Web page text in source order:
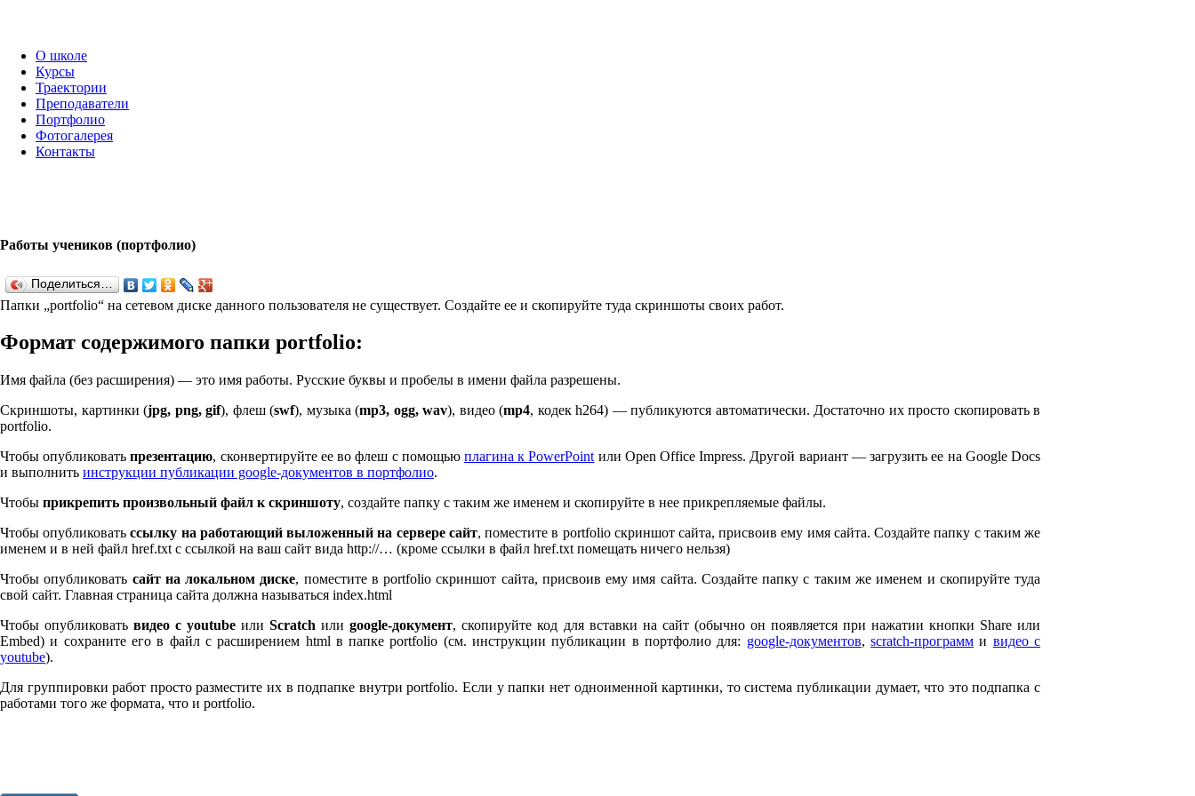
О школе
Курсы
Траектории
Преподаватели
Портфолио
Фотогалерея
Контакты
Работы учеников (портфолио)
Поделиться…
Папки „port­fo­lio“ на сетевом диске данного пользователя не существует. Создайте ее и скопируйте туда скриншоты своих работ.
Формат содержимого папки port­fo­lio:
Имя файла (без расширения) — это имя работы. Русские буквы и пробелы в имени файла разрешены.
Скриншоты, картинки (jpg, png, gif), флеш (swf), музыка (mp3, ogg, wav), видео (mp4, кодек h264) — публикуются автоматически. Достаточно их просто скопировать в
port­fo­lio.
Чтобы опубликоватьпрезентацию, сконвертируйте ее во флеш с помощью плагина к Pow­er­Point или Open Office Impress. Другой вариант — загрузить ее на Google Docs
и выполнить инструкции публикации google-документов в портфолио.
Чтобы прикрепить произвольный файл к скриншоту, создайте папку с таким же именем и скопируйте в нее прикрепляемые файлы.
Чтобы опубликоватьссылку на работающий выложенный на сервере сайт, поместите в port­fo­lio скриншот сайта, присвоив ему имя сайта. Создайте папку с таким же
именем и в ней файл href.txt с ссылкой на ваш сайт вида http://… (кроме ссылки в файл href.txt помещать ничего нельзя)
Чтобы опубликовать сайт на локальном диске, поместите в port­fo­lio скриншот сайта, присвоив ему имя сайта. Создайте папку с таким же именем и скопируйте туда
свой сайт. Главная страница сайта должна называться index.html
Чтобы опубликоватьвидео с youtube илиScratch илиgoogle-документ, скопируйте код для вставки на сайт (обычно он появляется при нажатии кнопки Share или
Embed) и сохраните его в файл с расширением html в папке port­fo­lio (см. инструкции публикации в портфолио для: google-документов,scratch-программ и видео с
youtube).
Для группировки работ просто разместите их в подпапке внутри port­fo­lio. Если у папки нет одноименной картинки, то система публикации думает, что это подпапка с
работами того же формата, что и port­fo­lio.